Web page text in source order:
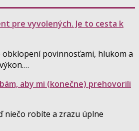
pre vyvolených. Je to cesta k
obklopení povinnosťami, hlukom a
aby mi (konečne) prehovorili
niečo robíte a zrazu úplne